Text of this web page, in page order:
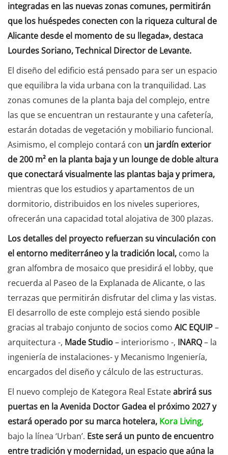
integradas en las nuevas zonas comunes, permitirán
que los huéspedes conecten con la riqueza cultural de
Alicante desde el momento de su llegada», destaca
Lourdes Soriano, Technical Director de Levante.
El diseño del edificio está pensado para ser un espacio
que equilibra la vida urbana con la tranquilidad. Las
zonas comunes de la planta baja del complejo, entre
las que se encuentran un restaurante y una cafetería,
estarán dotadas de vegetación y mobiliario funcional.
Asimismo, el complejo contará con un jardín exterior
de 200 m² en la planta baja y un lounge de doble altura
que conectará visualmente las plantas baja y primera,
mientras que los estudios y apartamentos de un
dormitorio, distribuidos en los niveles superiores,
ofrecerán una capacidad total alojativa de 300 plazas.
Los detalles del proyecto refuerzan su vinculación con
el entorno mediterráneo y la tradición local, como la
gran alfombra de mosaico que presidirá el lobby, que
recuerda al Paseo de la Explanada de Alicante, o las
terrazas que permitirán disfrutar del clima y las vistas.
El desarrollo de este complejo está siendo posible
gracias al trabajo conjunto de socios como AIC EQUIP–
arquitectura -, Made Studio– interiorismo -, INARQ– la
ingeniería de instalaciones- y Mecanismo Ingeniería,
encargados del diseño y cálculo de las estructuras.
El nuevo complejo de Kategora Real Estateabrirá sus
puertas en la Avenida Doctor Gadea el próximo 2027 y
estará operado por su marca hotelera, Kora Living,
bajo la línea ‘Urban’. Este será un punto de encuentro
entre tradición y modernidad, un espacio que aúna la